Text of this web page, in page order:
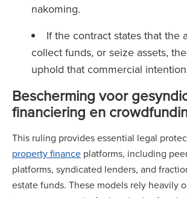
nakoming.
If the contract states that the
collect funds, or seize assets,
uphold that commercial
Bescherming voor
financiering en
This ruling provides essential legal
property finance platforms, including
platforms, syndicated lenders, and
estate funds. These models rely heavily